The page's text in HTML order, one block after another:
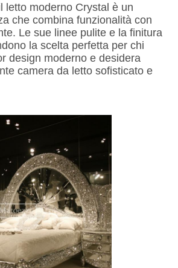
letto moderno Crystal è un
che combina funzionalità con
Le sue linee pulite e la finitura
la scelta perfetta per chi
design moderno e desidera
camera da letto sofisticato e